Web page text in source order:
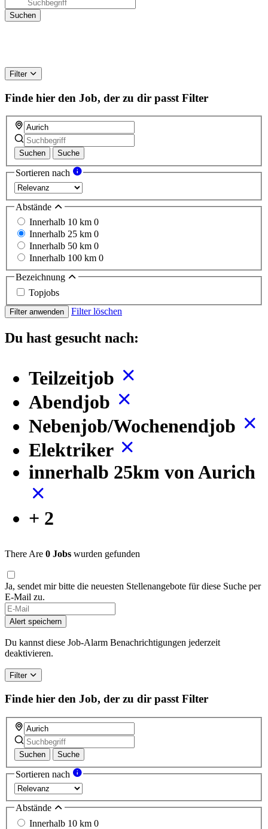
Filter
Finde hier den Job, der zu dir passt Filter
Suchen Suche
Sortieren nach
Abstände
Innerhalb 10 km 0
Innerhalb 25 km 0
Innerhalb 50 km 0
Innerhalb 100 km 0
Bezeichnung
Topjobs
Filter anwenden Filter löschen
Du hast gesucht nach:
Teilzeitjob
Abendjob
Nebenjob/Wochenendjob
Elektriker
innerhalb 25km von Aurich
+ 2
There Are 0 Jobs wurden gefunden
Ja, sendet mir bitte die neuesten Stellenangebote für diese Suche per
E-Mail zu.
Alert speichern
Du kannst diese Job-Alarm Benachrichtigungen jederzeit
deaktivieren.
Filter
Finde hier den Job, der zu dir passt Filter
Suchen Suche
Sortieren nach
Abstände
Innerhalb 10 km 0